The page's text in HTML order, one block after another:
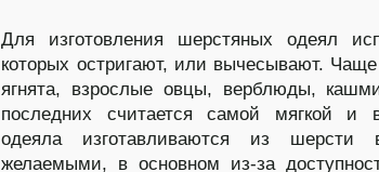
Для изготовления шерстяных одеял
которых остригают, или вычесывают.
ягнята, взрослые овцы, верблюды,
последних считается самой мягкой и
одеяла изготавливаются из
желаемыми, в основном из-за